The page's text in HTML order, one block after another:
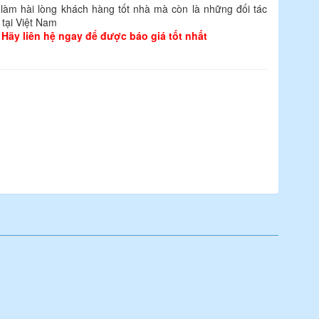
hài lòng khách hàng tốt nhà mà còn là những đối tác
Việt Nam
liên hệ ngay để được báo giá tốt nhất